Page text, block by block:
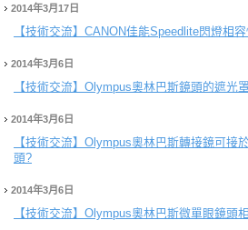
2014年3月17日
【技術交流】 CANON佳能Speedlite閃燈相
2014年3月6日
【技術交流】 Olympus奧林巴斯鏡頭的遮光
2014年3月6日
【技術交流】 Olympus奧林巴斯轉接鏡可接
頭?
2014年3月6日
【技術交流】 Olympus奧林巴斯微單眼鏡頭